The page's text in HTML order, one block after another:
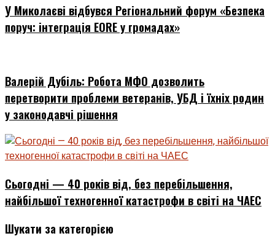
У Миколаєві відбувся Регіональний форум «Безпека
поруч: інтеграція EORE у громадах»
Валерій Дубіль: Робота МФО дозволить
перетворити проблеми ветеранів, УБД і їхніх родин
у законодавчі рішення
Сьогодні — 40 років від, без перебільшення,
найбільшої техногенної катастрофи в світі на ЧАЕС
Шукати за категорією